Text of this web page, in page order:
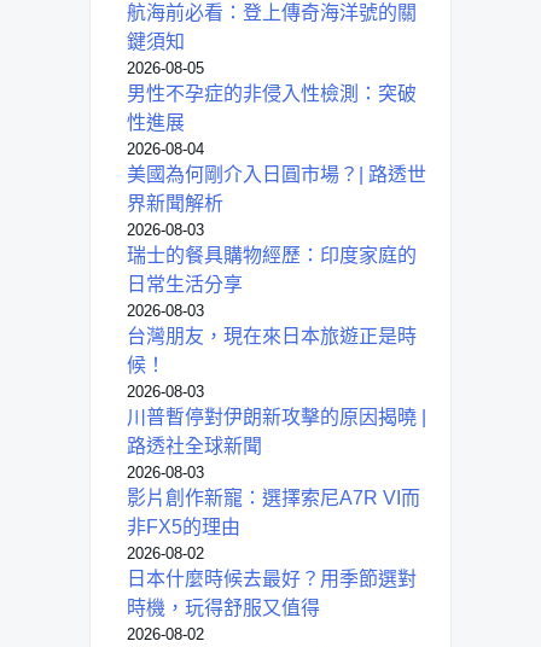
航海前必看：登上傳奇海洋號的關
鍵須知
2026-08-05
男性不孕症的非侵入性檢測：突破
性進展
2026-08-04
美國為何剛介入日圓市場？| 路透世
界新聞解析
2026-08-03
瑞士的餐具購物經歷：印度家庭的
日常生活分享
2026-08-03
台灣朋友，現在來日本旅遊正是時
候！
2026-08-03
川普暫停對伊朗新攻擊的原因揭曉 |
路透社全球新聞
2026-08-03
影片創作新寵：選擇索尼A7R VI而
非FX5的理由
2026-08-02
日本什麼時候去最好？用季節選對
時機，玩得舒服又值得
2026-08-02